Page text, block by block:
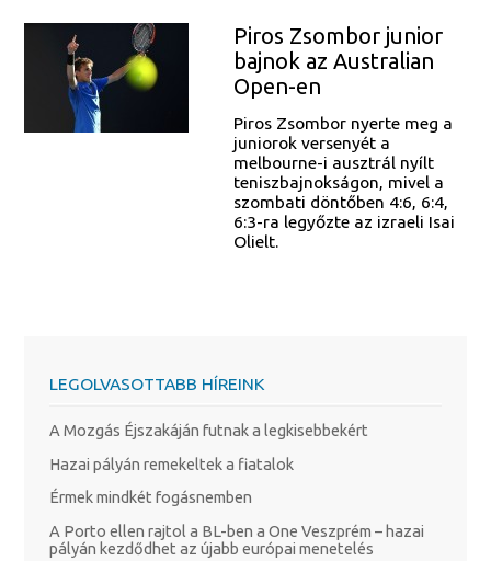
Piros Zsombor junior
bajnok az Australian
Open-en
Piros Zsombor nyerte meg a
juniorok versenyét a
melbourne-i ausztrál nyílt
teniszbajnokságon, mivel a
szombati döntőben 4:6, 6:4,
6:3-ra legyőzte az izraeli Isai
Olielt.
LEGOLVASOTTABB HÍREINK
A Mozgás Éjszakáján futnak a legkisebbekért
Hazai pályán remekeltek a fiatalok
Érmek mindkét fogásnemben
A Porto ellen rajtol a BL-ben a One Veszprém – hazai
pályán kezdődhet az újabb európai menetelés